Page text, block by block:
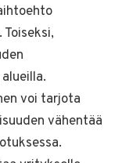
voi tarjota
vähentää